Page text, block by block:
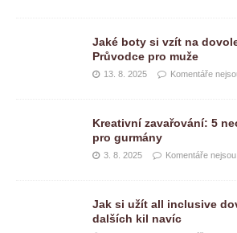
Jaké boty si vzít na
Průvodce pro muže
13. 8. 2025 Komentáře
Kreativní zavařování: 5
pro gurmány
3. 8. 2025 Komentáře
Jak si užít all inclusive
dalších kil navíc